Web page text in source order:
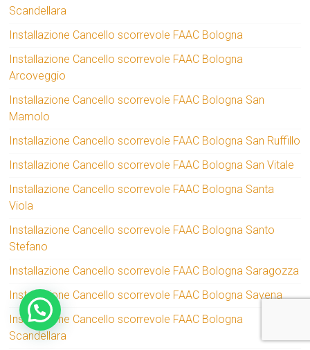
Scandellara
Installazione Cancello scorrevole FAAC Bologna
Installazione Cancello scorrevole FAAC Bologna
Arcoveggio
Installazione Cancello scorrevole FAAC Bologna San
Mamolo
Installazione Cancello scorrevole FAAC Bologna San Ruffillo
Installazione Cancello scorrevole FAAC Bologna San Vitale
Installazione Cancello scorrevole FAAC Bologna Santa
Viola
Installazione Cancello scorrevole FAAC Bologna Santo
Stefano
Installazione Cancello scorrevole FAAC Bologna Saragozza
Installazione Cancello scorrevole FAAC Bologna Savena
Installazione Cancello scorrevole FAAC Bologna
Scandellara